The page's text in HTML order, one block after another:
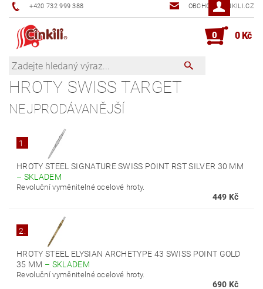
+420 732 999 388 OBCHOD@CINKILI.CZ
0 0 Kč
HROTY SWISS TARGET
NEJPRODÁVANĚJŠÍ
1.
HROTY STEEL SIGNATURE SWISS POINT RST SILVER 30 MM
– SKLADEM
Revoluční vyměnitelné ocelové hroty.
449 Kč
2.
HROTY STEEL ELYSIAN ARCHETYPE 43 SWISS POINT GOLD
35 MM – SKLADEM
Revoluční vyměnitelné ocelové hroty.
690 Kč